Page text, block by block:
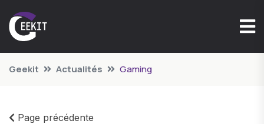
Geekit Actualités Gaming
Page précédente